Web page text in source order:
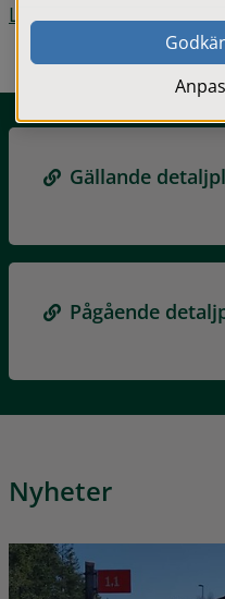
Läs mer om
Gällande
Pågående
Nyheter